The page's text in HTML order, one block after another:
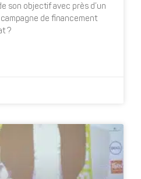
son objectif avec près d’un
de financement
?